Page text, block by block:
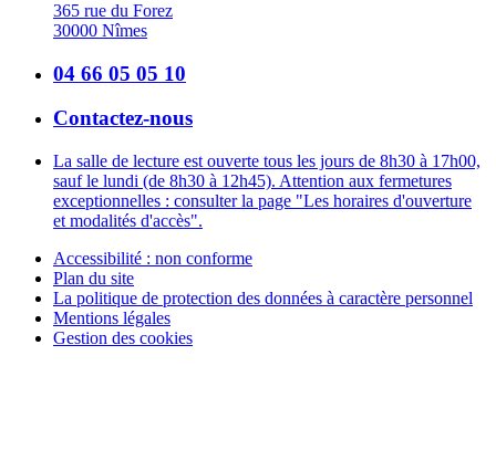
365 rue du Forez
30000 Nîmes
04 66 05 05 10
Contactez-nous
La salle de lecture est ouverte tous les jours de 8h30 à 17h00,
sauf le lundi (de 8h30 à 12h45). Attention aux fermetures
exceptionnelles : consulter la page "Les horaires d'ouverture
et modalités d'accès".
Accessibilité : non conforme
Plan du site
La politique de protection des données à caractère personnel
Mentions légales
Gestion des cookies